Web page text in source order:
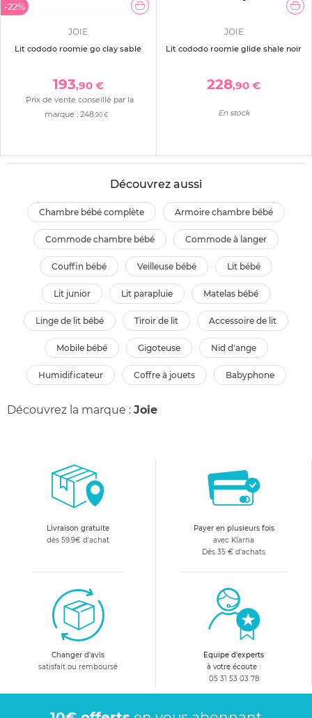
-22%
JOIE
Lit cododo roomie go clay sable
193,90 €
Prix de vente conseillé par la
marque :248 ,90 €
JOIE
Lit cododo roomie glide shale noir
228,90 €
En stock
Découvrez aussi
chambre bébé complète armoire chambre bébé
commode chambre bébé commode à langer
couffin bébé veilleuse bébé lit bébé
lit junior lit parapluie matelas bébé
linge de lit bébé tiroir de lit accessoire de lit
mobile bébé gigoteuse nid d'ange
humidificateur coffre à jouets babyphone
Découvrez la marque : Joie
Livraison gratuite
dès 59.9€ d'achat
Payer en plusieurs fois
avec Klarna
Dès 35 € d'achats
Changer d'avis
satisfait ou remboursé
Equipe d'experts
à votre écoute :
05 31 53 03 78